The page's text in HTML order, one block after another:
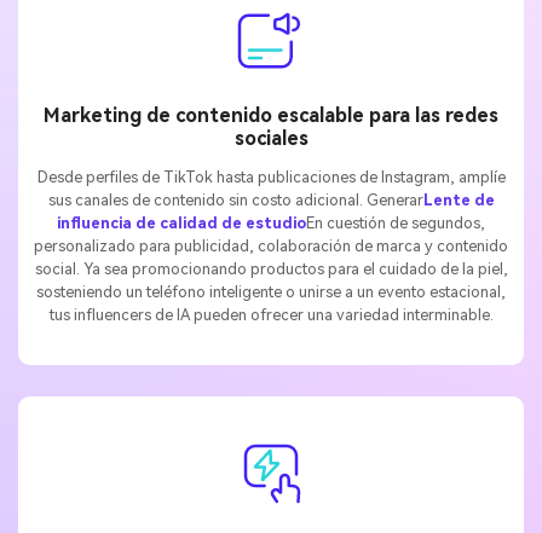
Marketing de contenido escalable para las redes
sociales
Desde perfiles de TikTok hasta publicaciones de Instagram, amplíe
sus canales de contenido sin costo adicional. GenerarLente de
influencia de calidad de estudioEn cuestión de segundos,
personalizado para publicidad, colaboración de marca y contenido
social. Ya sea promocionando productos para el cuidado de la piel,
sosteniendo un teléfono inteligente o unirse a un evento estacional,
tus influencers de IA pueden ofrecer una variedad interminable.